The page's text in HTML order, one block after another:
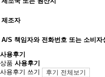
제조자
A/S 책임자와 전화번호 또는 소비자
사용후기
상품 사용후기
사용후기 쓰기
후기 전체보기